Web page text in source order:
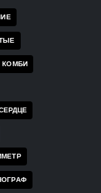
КОМБИ